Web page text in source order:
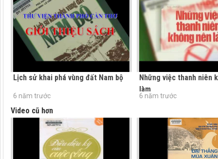
Lịch sử khai phá vùng đất Nam bộ
6 năm trước
Những việc thanh niên
làm
6 năm trước
Video cũ hơn